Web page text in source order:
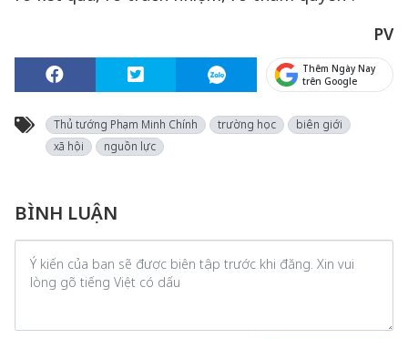
PV
Thêm Ngày Nay
trên Google
Thủ tướng Phạm Minh Chính trường học
biên giới
xã hội
nguồn lực
BÌNH LUẬN